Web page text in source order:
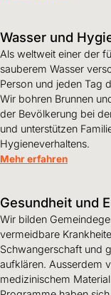
Wasser und
Als weltweit einer der
sauberem Wasser
Person und jeden Tag
Wir bohren Brunnen
der Bevölkerung bei
und unterstützen
Hygieneverhaltens.
Mehr erfahren
Gesundheit und
Wir bilden
vermeidbare
Schwangerschaft und
aufklären. Ausserdem
medizinischem